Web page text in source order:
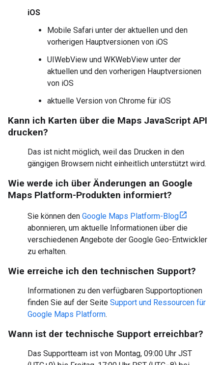
iOS
Mobile Safari unter der aktuellen und den
vorherigen Hauptversionen von iOS
UIWebView und WKWebView unter der
aktuellen und den vorherigen Hauptversionen
von iOS
aktuelle Version von Chrome für iOS
Kann ich Karten über die Maps JavaScript API
drucken?
Das ist nicht möglich, weil das Drucken in den
gängigen Browsern nicht einheitlich unterstützt wird.
Wie werde ich über Änderungen an Google
Maps Platform-Produkten informiert?
Sie können den Google Maps Platform-Blog
abonnieren, um aktuelle Informationen über die
verschiedenen Angebote der Google Geo-Entwickler
zu erhalten.
Wie erreiche ich den technischen Support?
Informationen zu den verfügbaren Supportoptionen
finden Sie auf der Seite Support und Ressourcen für
Google Maps Platform.
Wann ist der technische Support erreichbar?
Das Supportteam ist von Montag, 09:00 Uhr JST